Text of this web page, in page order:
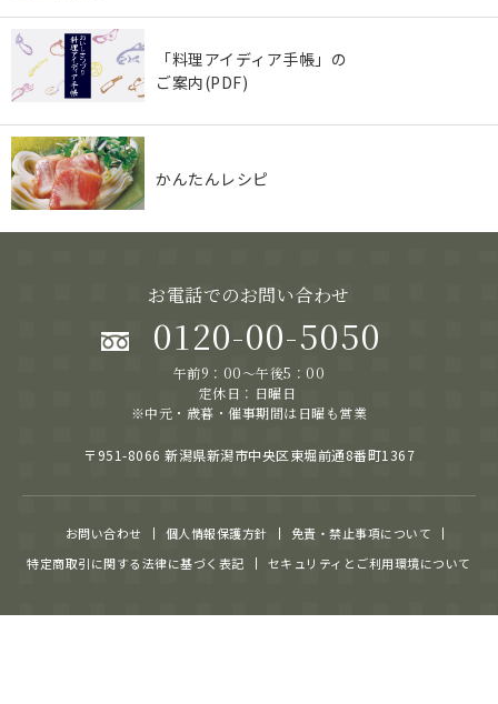
「料理アイディア手帳」の
ご案内(PDF)
かんたんレシピ
お電話でのお問い合わせ
0120-00-5050
午前9：00～午後5：00
定休日：日曜日
※中元・歳暮・催事期間は日曜も営業
〒951-8066 新潟県新潟市中央区東堀前通8番町1367
お問い合わせ 個人情報保護方針
免責・禁止事項について
特定商取引に関する法律に基づく表記
セキュリティとご利用環境について